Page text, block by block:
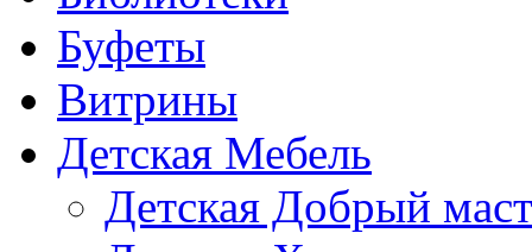
Буфеты
Витрины
Детская Мебель
Детская Добрый